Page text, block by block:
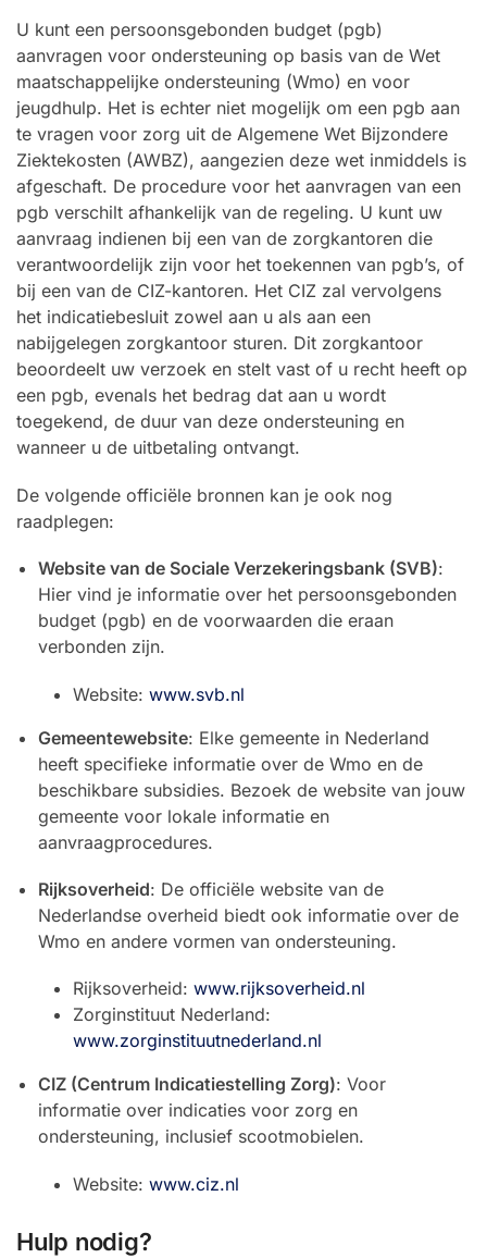
U kunt een persoonsgebonden budget (pgb)
aanvragen voor ondersteuning op basis van de Wet
maatschappelijke ondersteuning (Wmo) en voor
jeugdhulp. Het is echter niet mogelijk om een pgb aan
te vragen voor zorg uit de Algemene Wet Bijzondere
Ziektekosten (AWBZ), aangezien deze wet inmiddels is
afgeschaft. De procedure voor het aanvragen van een
pgb verschilt afhankelijk van de regeling. U kunt uw
aanvraag indienen bij een van de zorgkantoren die
verantwoordelijk zijn voor het toekennen van pgb’s, of
bij een van de CIZ-kantoren. Het CIZ zal vervolgens
het indicatiebesluit zowel aan u als aan een
nabijgelegen zorgkantoor sturen. Dit zorgkantoor
beoordeelt uw verzoek en stelt vast of u recht heeft op
een pgb, evenals het bedrag dat aan u wordt
toegekend, de duur van deze ondersteuning en
wanneer u de uitbetaling ontvangt.
De volgende officiële bronnen kan je ook nog
raadplegen:
Website van de Sociale Verzekeringsbank (SVB):
Hier vind je informatie over het persoonsgebonden
budget (pgb) en de voorwaarden die eraan
verbonden zijn.
Website: www.svb.nl
Gemeentewebsite: Elke gemeente in Nederland
heeft specifieke informatie over de Wmo en de
beschikbare subsidies. Bezoek de website van jouw
gemeente voor lokale informatie en
aanvraagprocedures.
Rijksoverheid: De officiële website van de
Nederlandse overheid biedt ook informatie over de
Wmo en andere vormen van ondersteuning.
Rijksoverheid: www.rijksoverheid.nl
Zorginstituut Nederland:
www.zorginstituutnederland.nl
CIZ (Centrum Indicatiestelling Zorg): Voor
informatie over indicaties voor zorg en
ondersteuning, inclusief scootmobielen.
Website: www.ciz.nl
Hulp nodig?